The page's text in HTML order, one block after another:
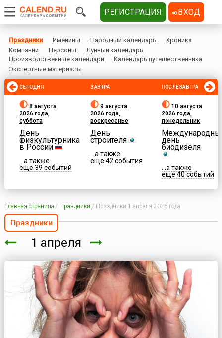
Праздники Именины Народный календарь
Хроника
Компании
Персоны
Лунный календарь
Производственные календари
Календарь путешественника
Экспертные материалы
СЕГОДНЯ
8 августа
2026 года,
суббота
День
физкультурника
в России
...а также
еще 39 событий
ЗАВТРА
9 августа
2026 года,
воскресенье
День
строителя
...а также
еще 42 события
ПОСЛЕЗАВТРА
10 августа
2026 года,
понедельник
день
биодизеля
...а также
еще 40 событий
Главная страница / Праздники / Праздники 1 апреля 2026 года
Праздники
1 апреля
РЕГИСТРАЦИЯ ВХОД